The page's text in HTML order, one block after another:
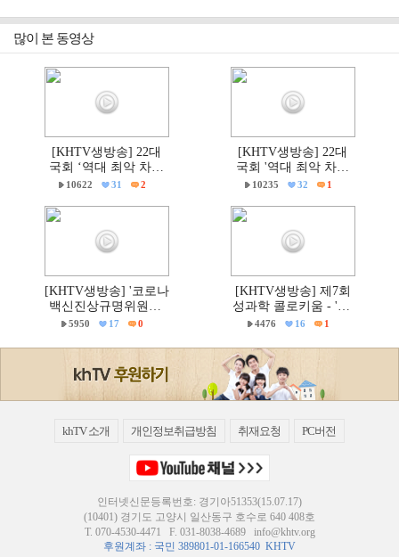
하라!"
대회' 현장
많이 본 동영상
[KHTV생방송] 22대
국회 ‘역대 최악 차별
금지법’ 반대 거룩한방
10622 31 2
[KHTV생방송] 22대
국회 '역대 최악 차별
금지법' 반대 거룩한방
10235 32 1
[KHTV생방송] '코로나
백신진상규명위원회'
출범촉구 국회 기자회
5950 17 0
[KHTV생방송] 제7회
성과학 콜로키움 - 'PC
주의 & 의학'
4476 16 1
khTV 소개 개인정보취급방침 취재요청 PC버전
인터넷신문등록번호: 경기아51353(15.07.17)
(10401) 경기도 고양시 일산동구 호수로 640 408호
T. 070-4530-4471 F. 031-8038-4689 info@khtv.org
후원계좌 : 국민 389801-01-166540 KHTV